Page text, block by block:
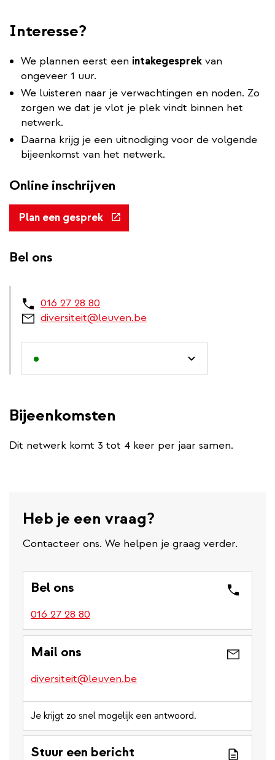
Interesse?
We plannen eerst een intakegesprek van
ongeveer 1 uur.
We luisteren naar je verwachtingen en noden. Zo
zorgen we dat je vlot je plek vindt binnen het
netwerk.
Daarna krijg je een uitnodiging voor de volgende
bijeenkomst van het netwerk.
Online inschrijven
Plan een gesprek(externe
link)
Bel ons
016 27 28 80
diversiteit@leuven.be
Bijeenkomsten
Dit netwerk komt 3 tot 4 keer per jaar samen.
Heb je een vraag?
Contacteer ons. We helpen je graag verder.
Bel ons
016 27 28 80
Mail ons
diversiteit@leuven.be
Je krijgt zo snel mogelijk een antwoord.
Stuur een bericht